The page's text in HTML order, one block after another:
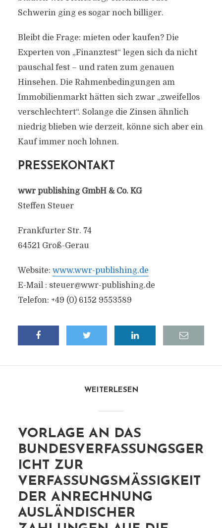
Schwerin ging es sogar noch billiger.
Bleibt die Frage: mieten oder kaufen? Die
Experten von „Finanztest“ legen sich da nicht
pauschal fest – und raten zum genauen
Hinsehen. Die Rahmenbedingungen am
Immobilienmarkt hätten sich zwar „zweifellos
verschlechtert“. Solange die Zinsen ähnlich
niedrig blieben wie derzeit, könne sich aber ein
Kauf immer noch lohnen.
PRESSEKONTAKT
wwr publishing GmbH & Co. KG
Steffen Steuer
Frankfurter Str. 74
64521 Groß-Gerau
Website: www.wwr-publishing.de
E-Mail : steuer@wwr-publishing.de
Telefon: +49 (0) 6152 9553589
WEITERLESEN
VORLAGE AN DAS
BUNDESVERFASSUNGSGER
ICHT ZUR
VERFASSUNGSMÄSSIGKEIT D
ER ANRECHNUNG A
USLÄNDISCHER Z